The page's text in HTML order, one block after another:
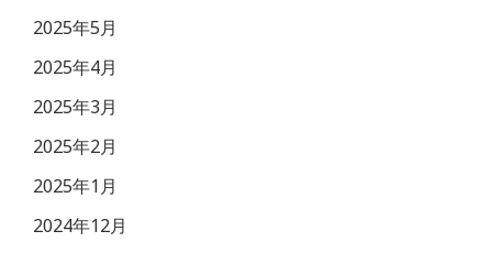
2025年5月
2025年4月
2025年3月
2025年2月
2025年1月
2024年12月